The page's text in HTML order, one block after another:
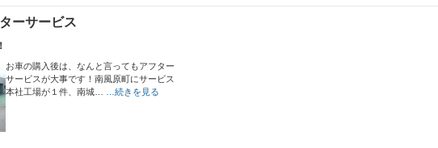
ーサービス
お車の購入後は、なんと言ってもアフター
サービスが大事です！南風原町にサービス
本社工場が１件、南城…
…続きを見る